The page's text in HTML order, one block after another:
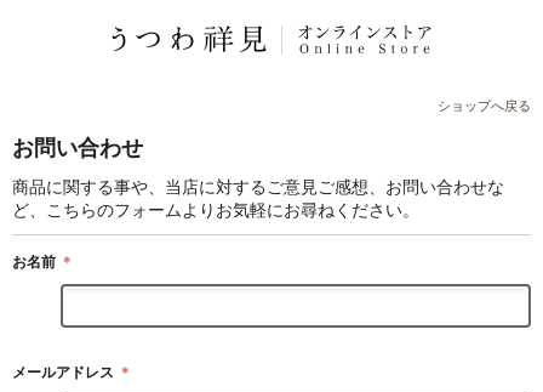
ショップへ戻る
お問い合わせ
商品に関する事や、当店に対するご意見ご感想、お問い合わせな
ど、こちらのフォームよりお気軽にお尋ねください。
お名前 ＊
メールアドレス ＊